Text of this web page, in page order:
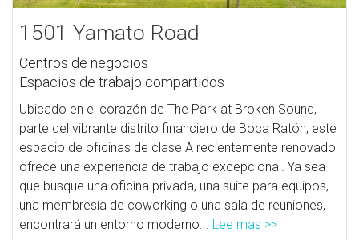
1501 Yamato Road
Centros de negocios
Espacios de trabajo compartidos
Ubicado en el corazón de The Park at Broken Sound,
parte del vibrante distrito financiero de Boca Ratón, este
espacio de oficinas de clase A recientemente renovado
ofrece una experiencia de trabajo excepcional. Ya sea
que busque una oficina privada, una suite para equipos,
una membresía de coworking o una sala de reuniones,
encontrará un entorno moderno... Lee mas >>